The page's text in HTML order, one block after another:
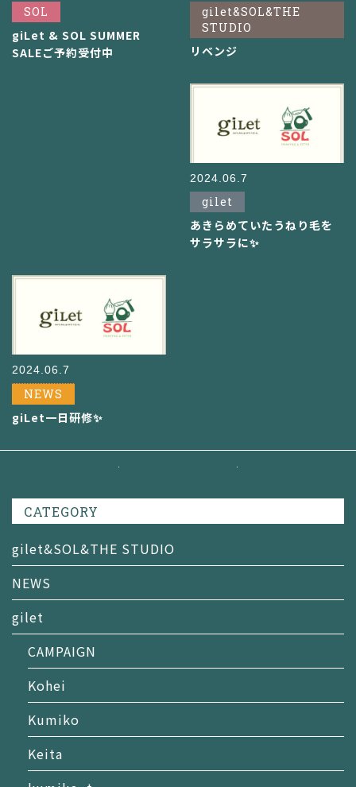
SOL
giLet & SOL SUMMER
SALEご予約受付中
gilet&SOL&THE
STUDIO
リベンジ
2024.06.7
gilet
あきらめていたうねり毛を
サラサラに✨
2024.06.7
NEWS
giLet一日研修✨
CATEGORY
gilet&SOL&THE STUDIO
NEWS
gilet
CAMPAIGN
Kohei
Kumiko
Keita